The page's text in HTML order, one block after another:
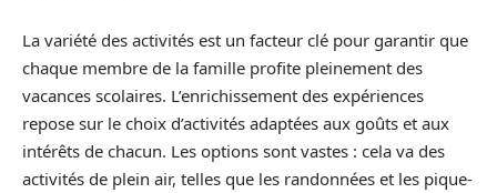
La variété des activités est un facteur clé pour garantir que
chaque membre de la famille profite pleinement des
vacances scolaires. L’enrichissement des expériences
repose sur le choix d’activités adaptées aux goûts et aux
intérêts de chacun. Les options sont vastes : cela va des
activités de plein air, telles que les randonnées et les pique-